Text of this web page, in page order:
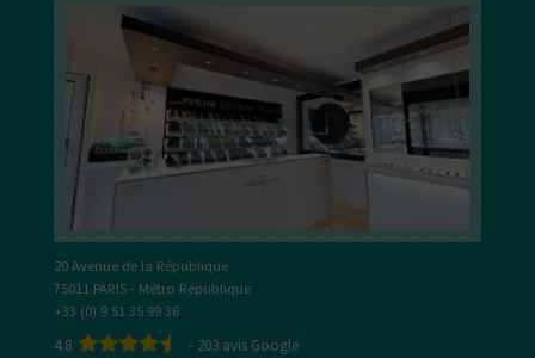
20 Avenue de la République
75011 PARIS - Métro République
+33 (0) 9 51 35 99 36
4.8 - 203 avis Google